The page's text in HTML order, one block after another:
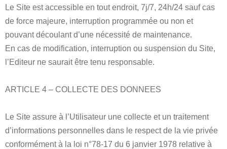
Le Site est accessible en tout endroit, 7j/7, 24h/24 sauf cas
de force majeure, interruption programmée ou non et
pouvant découlant d’une nécessité de maintenance.
En cas de modification, interruption ou suspension du Site,
l’Editeur ne saurait être tenu responsable.
ARTICLE 4 – COLLECTE DES DONNEES
Le Site assure à l’Utilisateur une collecte et un traitement
d’informations personnelles dans le respect de la vie privée
conformément à la loi n°78-17 du 6 janvier 1978 relative à